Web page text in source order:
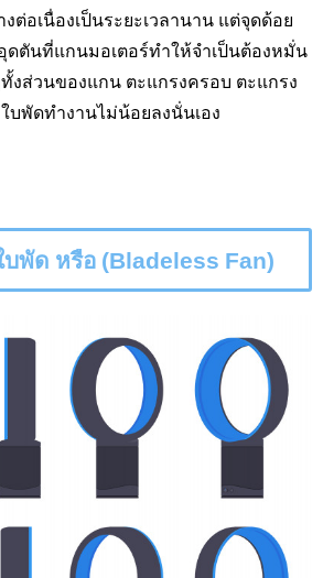
ต่อเนื่องเป็นระยะเวลานาน แต่จุดด้อย
ดตันที่แกนมอเตอร์ทำให้จำเป็นต้องหมั่น
งส่วนของแกน ตะแกรงครอบ ตะแกรง
บพัดทำงานไม่น้อยลงนั่นเอง
พัด หรือ (Bladeless Fan)